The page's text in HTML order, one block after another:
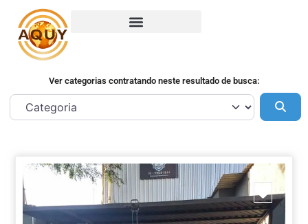
Ver categorias contratando neste resultado de busca: